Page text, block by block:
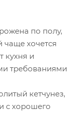
по полу,
чаще хочется
кухня и
требованиями
кетчунез,
с хорошего